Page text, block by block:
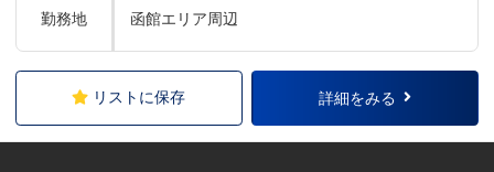
勤務地 函館エリア周辺
リストに保存 詳細をみる